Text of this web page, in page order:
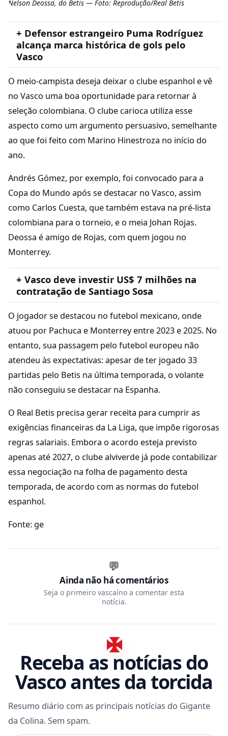
Nelson Deossa, do Betis — Foto: Reprodução/Real Betis
+ Defensor estrangeiro Puma Rodríguez
alcança marca histórica de gols pelo
Vasco
O meio-campista deseja deixar o clube espanhol e vê
no Vasco uma boa oportunidade para retornar à
seleção colombiana. O clube carioca utiliza esse
aspecto como um argumento persuasivo, semelhante
ao que foi feito com Marino Hinestroza no início do
ano.
Andrés Gómez, por exemplo, foi convocado para a
Copa do Mundo após se destacar no Vasco, assim
como Carlos Cuesta, que também estava na pré-lista
colombiana para o torneio, e o meia Johan Rojas.
Deossa é amigo de Rojas, com quem jogou no
Monterrey.
+ Vasco deve investir US$ 7 milhões na
contratação de Santiago Sosa
O jogador se destacou no futebol mexicano, onde
atuou por Pachuca e Monterrey entre 2023 e 2025. No
entanto, sua passagem pelo futebol europeu não
atendeu às expectativas: apesar de ter jogado 33
partidas pelo Betis na última temporada, o volante
não conseguiu se destacar na Espanha.
O Real Betis precisa gerar receita para cumprir as
exigências financeiras da La Liga, que impõe rigorosas
regras salariais. Embora o acordo esteja previsto
apenas até 2027, o clube alviverde já pode contabilizar
essa negociação na folha de pagamento desta
temporada, de acordo com as normas do futebol
espanhol.
Fonte: ge
💬
Ainda não há comentários
Seja o primeiro vascaíno a comentar esta
notícia.
Receba as notícias do
Vasco antes da torcida
Resumo diário com as principais notícias do Gigante
da Colina. Sem spam.